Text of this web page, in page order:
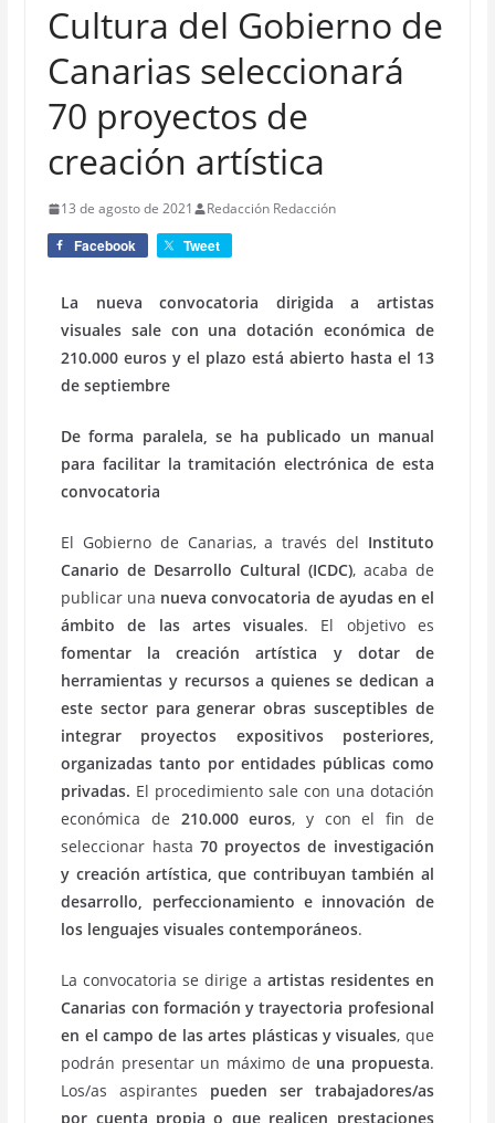
Cultura del Gobierno de
Canarias seleccionará
70 proyectos de
creación artística
13 de agosto de 2021 Redacción Redacción
Facebook Tweet
La nueva convocatoria dirigida a artistas
visuales sale con una dotación económica de
210.000 euros y el plazo está abierto hasta el 13
de septiembre
De forma paralela, se ha publicado un manual
para facilitar la tramitación electrónica de esta
convocatoria
El Gobierno de Canarias, a través del Instituto
Canario de Desarrollo Cultural (ICDC), acaba de
publicar una nueva convocatoria de ayudas en el
ámbito de las artes visuales. El objetivo es
fomentar la creación artística y dotar de
herramientas y recursos a quienes se dedican a
este sector para generar obras susceptibles de
integrar proyectos expositivos posteriores,
organizadas tanto por entidades públicas como
privadas. El procedimiento sale con una dotación
económica de 210.000 euros, y con el fin de
seleccionar hasta 70 proyectos de investigación
y creación artística, que contribuyan también al
desarrollo, perfeccionamiento e innovación de
los lenguajes visuales contemporáneos.
La convocatoria se dirige a artistas residentes en
Canarias con formación y trayectoria profesional
en el campo de las artes plásticas y visuales, que
podrán presentar un máximo de una propuesta.
Los/as aspirantes pueden ser trabajadores/as
por cuenta propia o que realicen prestaciones